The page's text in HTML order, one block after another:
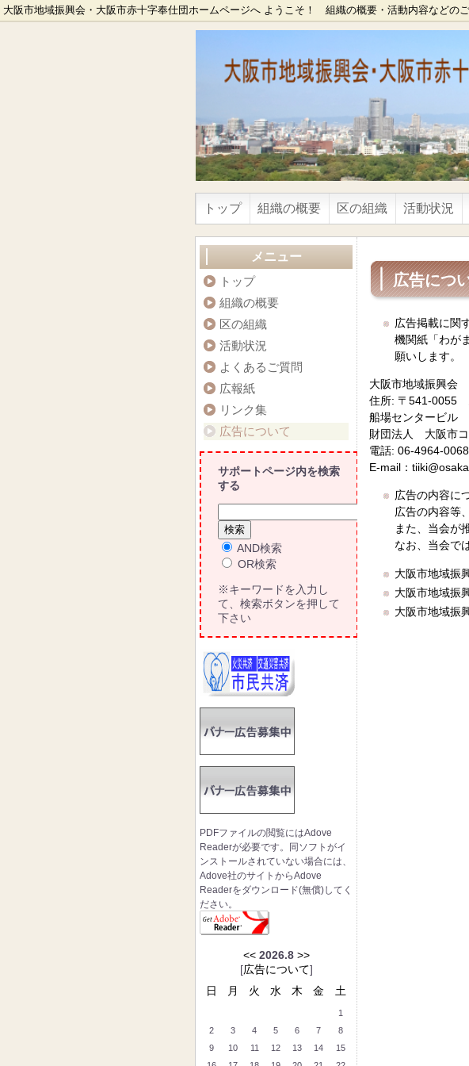
大阪市地域振興会・大阪市赤十字奉仕団ホームページへ ようこそ！ 組織の概要・活動内容などの
トップ 組織の概要 区の組織 活動状況
広告につ
広告掲載に関
機関紙「わが
願いします。
大阪市地域振興会
住所: 〒541-0055
船場センタービ
財団法人 大阪市
電話: 06-4964-
E-mail：
広告の内容に
広告の内容等
また、当会が
なお、当会で
大阪市地域振
大阪市地域振
大阪市地域振
メニュー
トップ
組織の概要
区の組織
活動状況
よくあるご質問
広報紙
リンク集
広告について
サポートページ内を検索
する
AND検索
OR検索
※キーワードを入力し
て、検索ボタンを押して
下さい
PDFファイルの閲覧にはAdove
Readerが必要です。同ソフトがイ
ンストールされていない場合には、
Adove社のサイトからAdove
Readerをダウンロード(無償)してく
ださい。
<< 2026.8 >>
[広告について]
日
月 火 水 木 金 土
1
2
3 4 5 6 7
8
9
10 11 12 13 14
15